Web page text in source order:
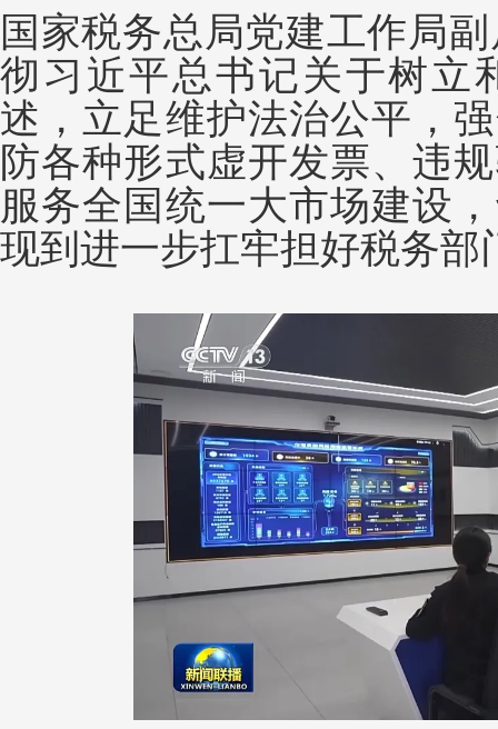
国家税务总局党建工作局
彻习近平总书记关于树立
述，立足维护法治公平，
防各种形式虚开发票、违
服务全国统一大市场建设
现到进一步扛牢担好税务部